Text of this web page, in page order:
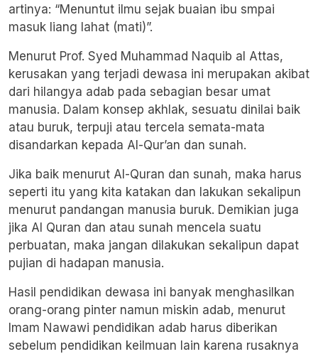
artinya: “Menuntut ilmu sejak buaian ibu smpai
masuk liang lahat (mati)”.
Menurut Prof. Syed Muhammad Naquib al Attas,
kerusakan yang terjadi dewasa ini merupakan akibat
dari hilangya adab pada sebagian besar umat
manusia. Dalam konsep akhlak, sesuatu dinilai baik
atau buruk, terpuji atau tercela semata-mata
disandarkan kepada Al-Qur’an dan sunah.
Jika baik menurut Al-Quran dan sunah, maka harus
seperti itu yang kita katakan dan lakukan sekalipun
menurut pandangan manusia buruk. Demikian juga
jika Al Quran dan atau sunah mencela suatu
perbuatan, maka jangan dilakukan sekalipun dapat
pujian di hadapan manusia.
Hasil pendidikan dewasa ini banyak menghasilkan
orang-orang pinter namun miskin adab, menurut
Imam Nawawi pendidikan adab harus diberikan
sebelum pendidikan keilmuan lain karena rusaknya